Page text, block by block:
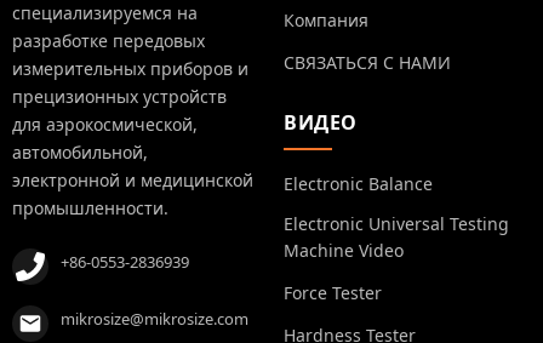
специализируемся на
разработке передовых
измерительных приборов и
прецизионных устройств
для аэрокосмической,
автомобильной,
электронной и медицинской
промышленности.
+86-0553-2836939
mikrosize@mikrosize.com
Компания
СВЯЗАТЬСЯ С НАМИ
ВИДЕО
Electronic Balance
Electronic Universal Testing
Machine Video
Force Tester
Hardness Tester